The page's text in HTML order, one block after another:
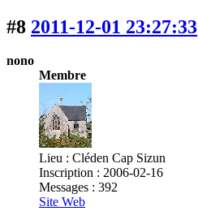
#8 2011-12-01 23:27:33
nono
Membre
Lieu : Cléden Cap Sizun
Inscription : 2006-02-16
Messages : 392
Site Web